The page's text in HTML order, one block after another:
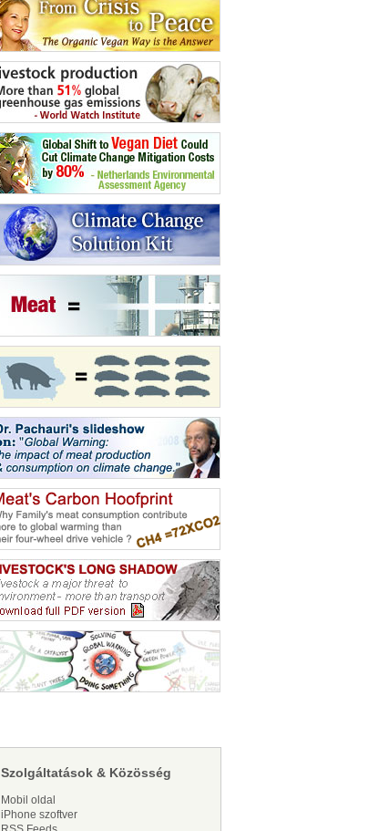
Szolgáltatások & Közösség
Mobil oldal
iPhone szoftver